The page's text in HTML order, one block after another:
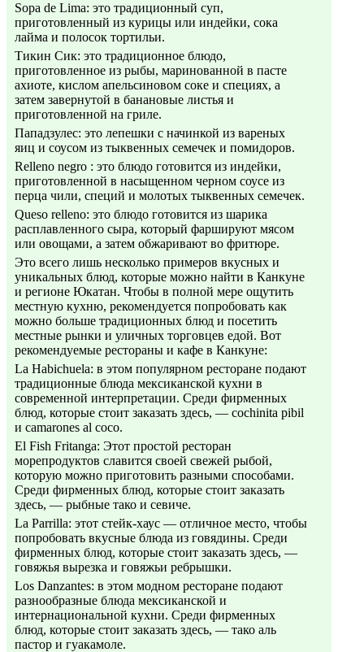
Sopa de Lima: это традиционный суп,
приготовленный из курицы или индейки, сока
лайма и полосок тортильи.
Тикин Сик: это традиционное блюдо,
приготовленное из рыбы, маринованной в пасте
ахиоте, кислом апельсиновом соке и специях, а
затем завернутой в банановые листья и
приготовленной на гриле.
Пападзулес: это лепешки с начинкой из вареных
яиц и соусом из тыквенных семечек и помидоров.
Relleno negro : это блюдо готовится из индейки,
приготовленной в насыщенном черном соусе из
перца чили, специй и молотых тыквенных семечек.
Queso relleno: это блюдо готовится из шарика
расплавленного сыра, который фаршируют мясом
или овощами, а затем обжаривают во фритюре.
Это всего лишь несколько примеров вкусных и
уникальных блюд, которые можно найти в Канкуне
и регионе Юкатан. Чтобы в полной мере ощутить
местную кухню, рекомендуется попробовать как
можно больше традиционных блюд и посетить
местные рынки и уличных торговцев едой. Вот
рекомендуемые рестораны и кафе в Канкуне:
La Habichuela: в этом популярном ресторане подают
традиционные блюда мексиканской кухни в
современной интерпретации. Среди фирменных
блюд, которые стоит заказать здесь, — cochinita pibil
и camarones al coco.
El Fish Fritanga: Этот простой ресторан
морепродуктов славится своей свежей рыбой,
которую можно приготовить разными способами.
Среди фирменных блюд, которые стоит заказать
здесь, — рыбные тако и севиче.
La Parrilla: этот стейк-хаус — отличное место, чтобы
попробовать вкусные блюда из говядины. Среди
фирменных блюд, которые стоит заказать здесь, —
говяжья вырезка и говяжьи ребрышки.
Los Danzantes: в этом модном ресторане подают
разнообразные блюда мексиканской и
интернациональной кухни. Среди фирменных
блюд, которые стоит заказать здесь, — тако аль
пастор и гуакамоле.